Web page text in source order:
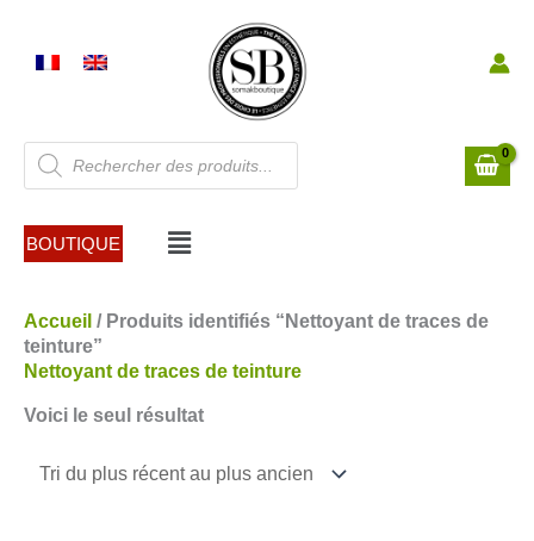
contenu
Recherche
de
produits
BOUTIQUE Menu
Accueil / Produits identifiés “Nettoyant de traces de
teinture”
Nettoyant de traces de teinture
Voici le seul résultat